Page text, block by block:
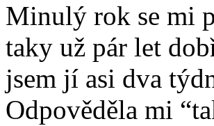
Minulý rok se mi
taky už pár let
jsem jí asi dva
Odpověděla mi